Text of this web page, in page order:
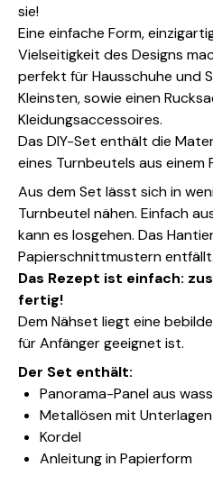
sie!
Eine einfache Form,
Vielseitigkeit des Designs
perfekt für Hausschuhe und
Kleinsten, sowie einen
Kleidungsaccessoires.
Das DIY-Set enthält die
eines Turnbeutels aus einem
Aus dem Set lässt sich in
Turnbeutel nähen. Einfach
kann es losgehen. Das
Papierschnittmustern entfällt.
Das Rezept ist einfach:
fertig!
Dem Nähset liegt eine
für Anfänger geeignet ist.
Der Set enthält:
Panorama-Panel aus
Metallösen mit Unterlagen
Kordel
Anleitung in Papierform